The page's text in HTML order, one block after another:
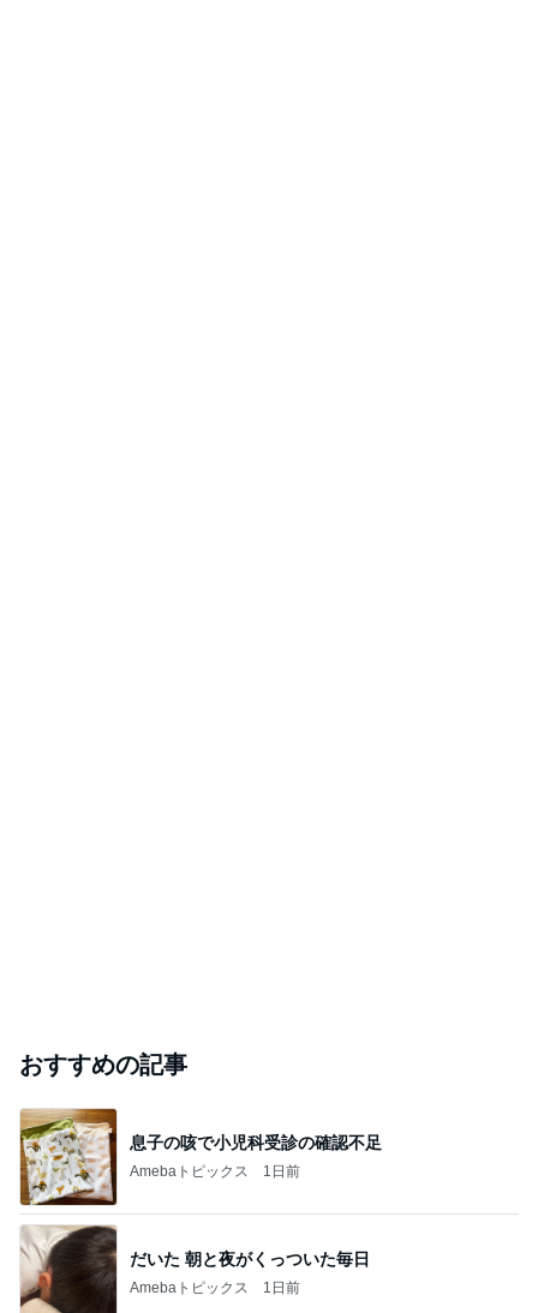
おすすめの記事
息子の咳で小児科受診の確認不足
Amebaトピックス 1日前
だいた 朝と夜がくっついた毎日
Amebaトピックス 1日前